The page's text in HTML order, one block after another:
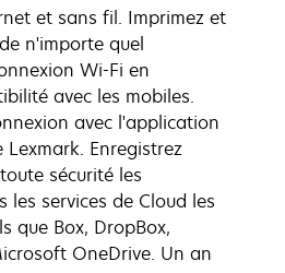
et sans fil. Imprimez et
n'importe quel
Wi-Fi en
avec les mobiles.
avec l'application
Enregistrez
sécurité les
les services de Cloud les
que Box, DropBox,
OneDrive. Un an